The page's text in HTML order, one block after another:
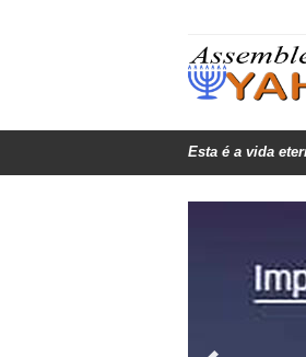
Esta é a vida